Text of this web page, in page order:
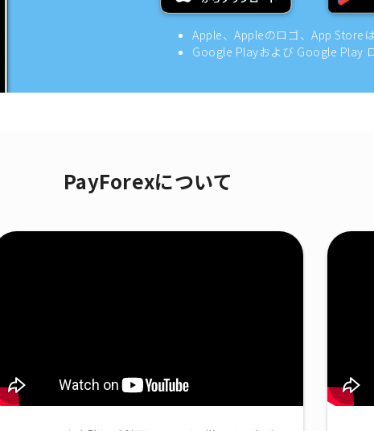
Apple、Appleのロゴ、App Store
Google Playおよび Google Play
PayForexについて